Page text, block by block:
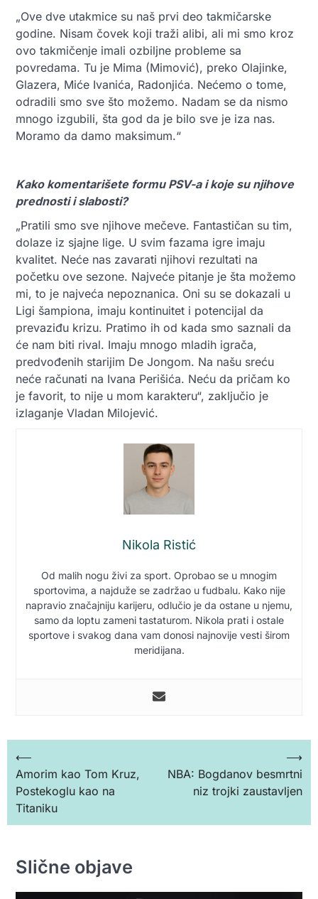
„Ove dve utakmice su naš prvi deo takmičarske
godine. Nisam čovek koji traži alibi, ali mi smo kroz
ovo takmičenje imali ozbiljne probleme sa
povredama. Tu je Mima (Mimović), preko Olajinke,
Glazera, Miće Ivanića, Radonjića. Nećemo o tome,
odradili smo sve što možemo. Nadam se da nismo
mnogo izgubili, šta god da je bilo sve je iza nas.
Moramo da damo maksimum.“
Kako komentarišete formu PSV-a i koje su njihove
prednosti i slabosti?
„Pratili smo sve njihove mečeve. Fantastičan su tim,
dolaze iz sjajne lige. U svim fazama igre imaju
kvalitet. Neće nas zavarati njihovi rezultati na
početku ove sezone. Najveće pitanje je šta možemo
mi, to je najveća nepoznanica. Oni su se dokazali u
Ligi šampiona, imaju kontinuitet i potencijal da
prevaziđu krizu. Pratimo ih od kada smo saznali da
će nam biti rival. Imaju mnogo mladih igrača,
predvođenih starijim De Jongom. Na našu sreću
neće računati na Ivana Perišića. Neću da pričam ko
je favorit, to nije u mom karakteru“, zaključio je
izlaganje Vladan Milojević.
Nikola Ristić
Od malih nogu živi za sport. Oprobao se u mnogim
sportovima, a najduže se zadržao u fudbalu. Kako nije
napravio značajniju karijeru, odlučio je da ostane u njemu,
samo da loptu zameni tastaturom. Nikola prati i ostale
sportove i svakog dana vam donosi najnovije vesti širom
meridijana.
Кретање
чланка
⟵
Amorim kao Tom Kruz,
Postekoglu kao na
Titaniku
NBA: Bogdanov besmrtni
niz trojki zaustavljen
⟶
Slične objave